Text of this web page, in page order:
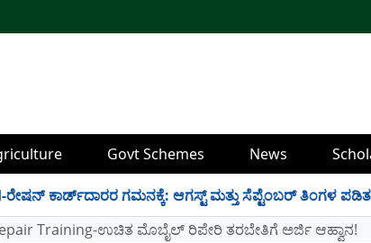
Govt Schemes News
ಕಾರ್ಡ್‍ದಾರರ ಗಮನಕ್ಕೆ: ಆಗಸ್ಟ್ ಮತ್ತು ಸೆಪ್ಟೆಂಬರ್ ತಿಂಗಳ ಪಡಿತರ
Training-ಉಚಿತ ಮೊಬೈಲ್ ರಿಪೇರಿ ತರಬೇತಿಗೆ ಅರ್ಜಿ ಆಹ್ವಾನ!